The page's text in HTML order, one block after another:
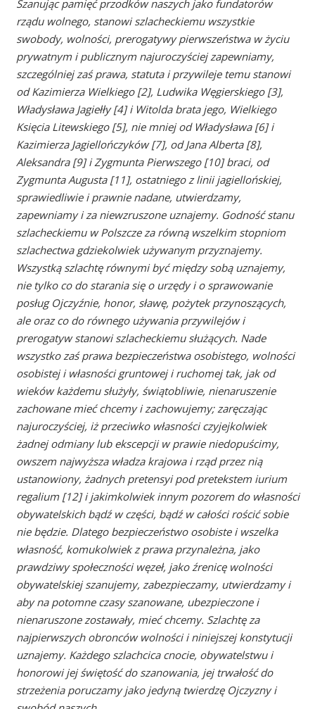
Szanując pamięć przodków naszych jako fundatorów
rządu wolnego, stanowi szlacheckiemu wszystkie
swobody, wolności, prerogatywy pierwszeństwa w życiu
prywatnym i publicznym najuroczyściej zapewniamy,
szczególniej zaś prawa, statuta i przywileje temu stanowi
od Kazimierza Wielkiego [2], Ludwika Węgierskiego [3],
Władysława Jagiełły [4] i Witolda brata jego, Wielkiego
Księcia Litewskiego [5], nie mniej od Władysława [6] i
Kazimierza Jagiellończyków [7], od Jana Alberta [8],
Aleksandra [9] i Zygmunta Pierwszego [10] braci, od
Zygmunta Augusta [11], ostatniego z linii jagiellońskiej,
sprawiedliwie i prawnie nadane, utwierdzamy,
zapewniamy i za niewzruszone uznajemy. Godność stanu
szlacheckiemu w Polszcze za równą wszelkim stopniom
szlachectwa gdziekolwiek używanym przyznajemy.
Wszystką szlachtę równymi być między sobą uznajemy,
nie tylko co do starania się o urzędy i o sprawowanie
posług Ojczyźnie, honor, sławę, pożytek przynoszących,
ale oraz co do równego używania przywilejów i
prerogatyw stanowi szlacheckiemu służących. Nade
wszystko zaś prawa bezpieczeństwa osobistego, wolności
osobistej i własności gruntowej i ruchomej tak, jak od
wieków każdemu służyły, świątobliwie, nienaruszenie
zachowane mieć chcemy i zachowujemy; zaręczając
najuroczyściej, iż przeciwko własności czyjejkolwiek
żadnej odmiany lub ekscepcji w prawie niedopuścimy,
owszem najwyższa władza krajowa i rząd przez nią
ustanowiony, żadnych pretensyi pod pretekstem iurium
regalium [12] i jakimkolwiek innym pozorem do własności
obywatelskich bądź w części, bądź w całości rościć sobie
nie będzie. Dlatego bezpieczeństwo osobiste i wszelka
własność, komukolwiek z prawa przynależna, jako
prawdziwy społeczności węzeł, jako źrenicę wolności
obywatelskiej szanujemy, zabezpieczamy, utwierdzamy i
aby na potomne czasy szanowane, ubezpieczone i
nienaruszone zostawały, mieć chcemy. Szlachtę za
najpierwszych obronców wolności i niniejszej konstytucji
uznajemy. Każdego szlachcica cnocie, obywatelstwu i
honorowi jej świętość do szanowania, jej trwałość do
strzeżenia poruczamy jako jedyną twierdzę Ojczyzny i